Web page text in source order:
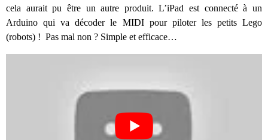
cela aurait pu être un autre produit. L’iPad est connecté à un
Arduino qui va décoder le MIDI pour piloter les petits Lego
(robots) ! Pas mal non ? Simple et efficace…